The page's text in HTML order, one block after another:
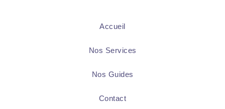
Accueil
Nos Services
Nos Guides
Contact